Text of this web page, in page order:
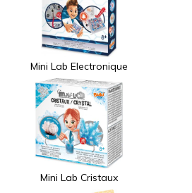
Mini Lab Electronique
Mini Lab Cristaux